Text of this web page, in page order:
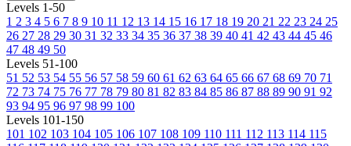
Levels 1-50
1 2 3 4 5 6 7 8 9 10 11 12 13 14 15 16 17 18 19 20 21 22 23 24 25
26 27 28 29 30 31 32 33 34 35 36 37 38 39 40 41 42 43 44 45 46
47 48 49 50
Levels 51-100
51 52 53 54 55 56 57 58 59 60 61 62 63 64 65 66 67 68 69 70 71
72 73 74 75 76 77 78 79 80 81 82 83 84 85 86 87 88 89 90 91 92
93 94 95 96 97 98 99 100
Levels 101-150
101 102 103 104 105 106 107 108 109 110 111 112 113 114 115